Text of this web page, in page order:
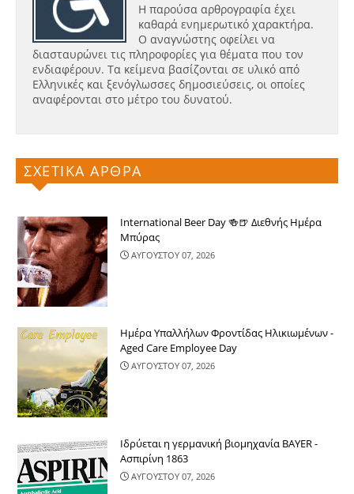
Η παρούσα αρθρογραφία έχει
καθαρά ενημερωτικό χαρακτήρα.
Ο αναγνώστης οφείλει να
διασταυρώνει τις πληροφορίες για θέματα που τον
ενδιαφέρουν. Τα κείμενα βασίζονται σε υλικό από
Ελληνικές και ξενόγλωσσες δημοσιεύσεις, οι οποίες
αναφέρονται στο μέτρο του δυνατού.
ΣΧΕΤΙΚΑ ΑΡΘΡΑ
International Beer Day 🍻🍺 Διεθνής Ημέρα
Μπύρας
ΑΥΓΟΥΣΤΟΥ 07, 2026
Ημέρα Υπαλλήλων Φροντίδας Ηλικιωμένων -
Aged Care Employee Day
ΑΥΓΟΥΣΤΟΥ 07, 2026
Ιδρύεται η γερμανική βιομηχανία BAYER -
Ασπιρίνη 1863
ΑΥΓΟΥΣΤΟΥ 07, 2026